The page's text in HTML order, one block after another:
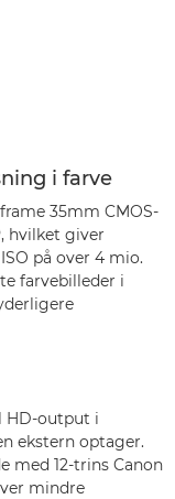
i farve
35mm CMOS-
hvilket giver
på over 4 mio.
farvebilleder i
HD-output i
ekstern optager.
med 12-trins Canon
mindre